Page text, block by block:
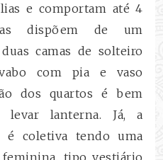
e comportam até 4
dispõem de um
camas de solteiro
com pia e vaso
dos quartos é bem
levar lanterna. Já, a
é coletiva tendo uma
tipo vestiário